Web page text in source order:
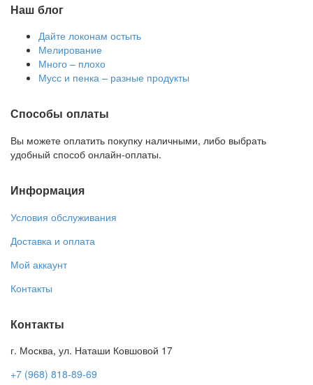
Наш блог
Дайте локонам остыть
Мелирование
Много – плохо
Мусс и пенка – разные продукты
Способы оплаты
Вы можете оплатить покупку наличными, либо выбрать
удобный способ онлайн-оплаты.
Информация
Условия обслуживания
Доставка и оплата
Мой аккаунт
Контакты
Контакты
г. Москва, ул. Наташи Ковшовой 17
+7 (968) 818-89-69